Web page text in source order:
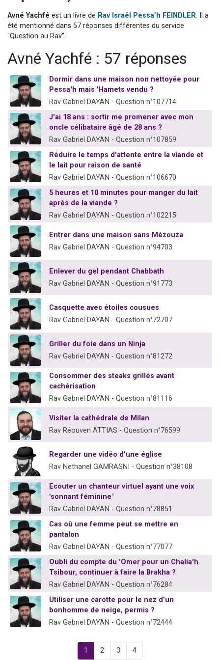
2 personnes viennent de faire un don pour Reloger Rivka, 6 enfants, victime de violences...
Il reste 49 places pour étudier en groupe sur Zoom
3 personnes viennent de faire un don pour Diane, 80 ans, dans un appartement insalubre
Avné Yachfé est un livre de Rav Israël Pessa’h FEINDLER. Il a
été mentionné dans 57 réponses différentes du service
"Question au Rav".
Avné Yachfé : 57 réponses
Dormir dans une maison non nettoyée pour
Pessa'h mais 'Hamets vendu ?
Rav Gabriel DAYAN - Question n°107714
J'ai 18 ans : sortir me promener avec mon
oncle célibataire âgé de 28 ans ?
Rav Gabriel DAYAN - Question n°107859
Réduire le temps d'attente entre la viande et
le lait pour raison de santé
Rav Gabriel DAYAN - Question n°106670
5 heures et 10 minutes pour manger du lait
après de la viande ?
Rav Gabriel DAYAN - Question n°102215
Entrer dans une maison sans Mézouza
Rav Gabriel DAYAN - Question n°94703
Enlever du gel pendant Chabbath
Rav Gabriel DAYAN - Question n°91773
Casquette avec étoiles cousues
Rav Gabriel DAYAN - Question n°72707
Griller du foie dans un Ninja
Rav Gabriel DAYAN - Question n°81272
Consommer des steaks grillés avant
cachérisation
Rav Gabriel DAYAN - Question n°81116
Visiter la cathédrale de Milan
Rav Réouven ATTIAS - Question n°76599
Regarder une vidéo d'une église
Rav Nethanel GAMRASNI - Question n°38108
Ecouter un chanteur virtuel ayant une voix
"sonnant féminine"
Rav Gabriel DAYAN - Question n°78851
Cas où une femme peut se mettre en
pantalon
Rav Gabriel DAYAN - Question n°77077
Oubli du compte du 'Omer pour un Chalia'h
Tsibour, continuer à faire la Brakha ?
Rav Gabriel DAYAN - Question n°76284
Utiliser une carotte pour le nez d’un
bonhomme de neige, permis ?
Rav Gabriel DAYAN - Question n°72444
1 2 3 4